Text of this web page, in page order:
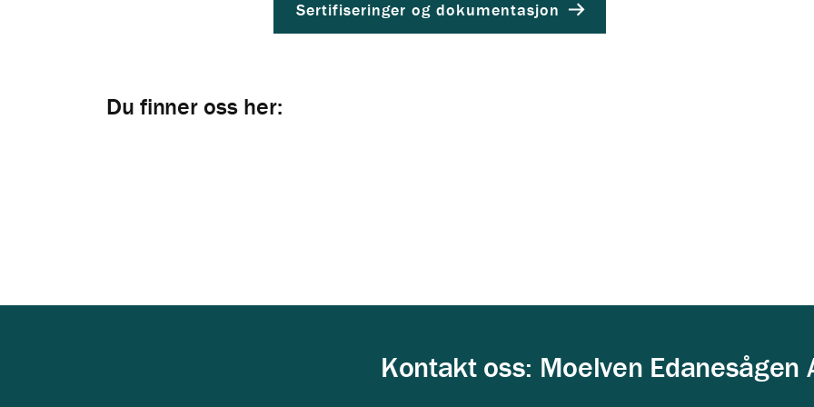
Sertifiseringer og dokumentasjon
Du finner oss her:
Kontakt oss: Moelven Edanesågen